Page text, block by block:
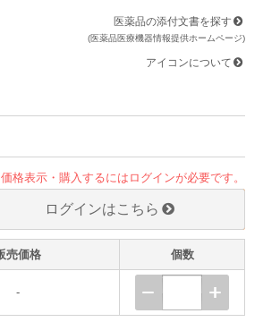
医薬品の添付文書を探す
(医薬品医療機器情報提供ホームページ)
アイコンについて
価格表示・購入するにはログインが必要です。
ログインはこちら
売価格 個数
-